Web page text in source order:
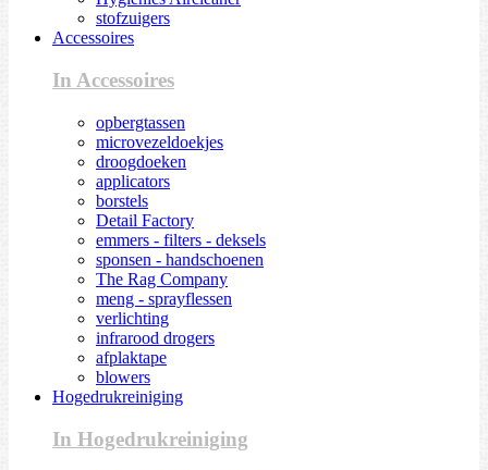
stofzuigers
Accessoires
In Accessoires
opbergtassen
microvezeldoekjes
droogdoeken
applicators
borstels
Detail Factory
emmers - filters - deksels
sponsen - handschoenen
The Rag Company
meng - sprayflessen
verlichting
infrarood drogers
afplaktape
blowers
Hogedrukreiniging
In Hogedrukreiniging